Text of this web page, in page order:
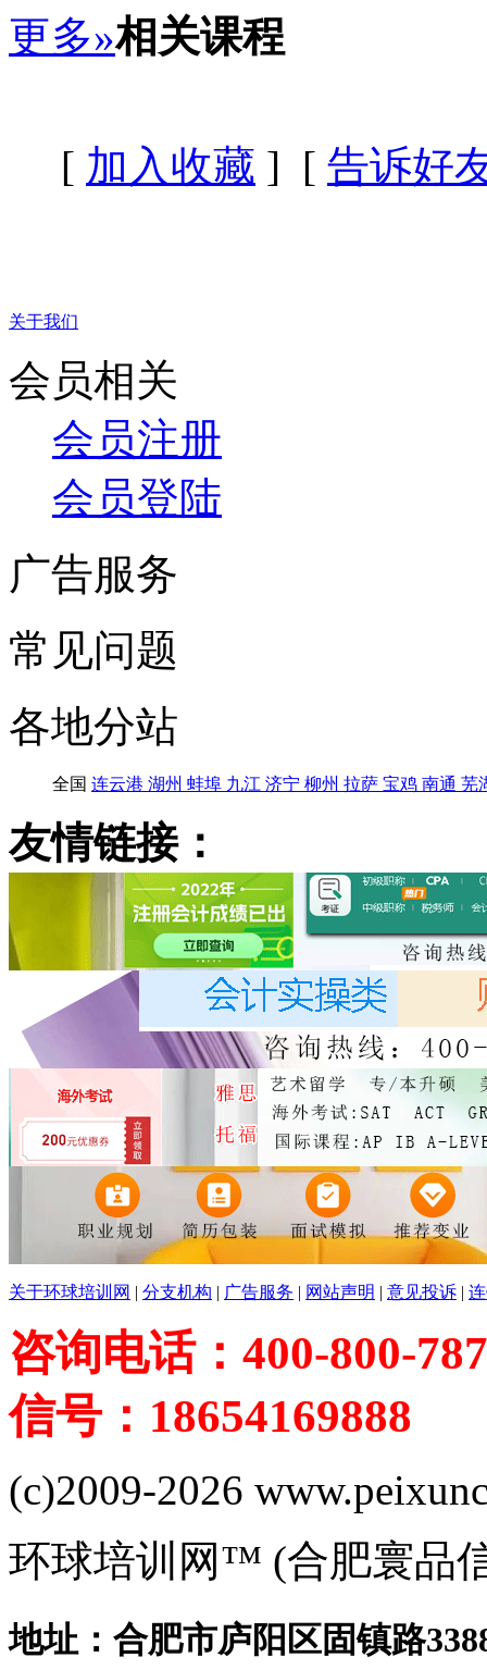
更多»相关课程
[ 加入收藏 ] [ 告诉好
关于我们
会员相关
会员注册
会员登陆
广告服务
常见问题
各地分站
全国 连云港 湖州 蚌埠 九江 济宁 柳州 拉萨 宝鸡 南通 芜
友情链接：
关于环球培训网 | 分支机构 | 广告服务 | 网站声明 | 意见投诉 |
咨询电话：400-800-
信号：18654169888
(c)2009-2026
环球培训网™ (合肥寰品
地址：合肥市庐阳区固镇路